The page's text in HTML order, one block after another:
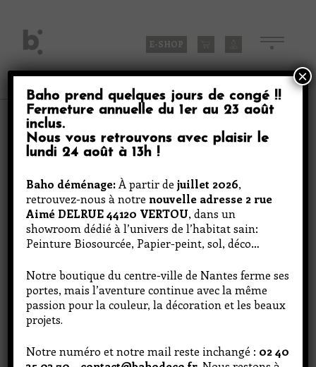
content
E-SHOP
Produits
Orange carotte
Baho prend quelques jours de congé !!
Fermeture annuelle du1er au 23 août
inclus.
Nous vous retrouvons avec plaisir le
lundi 24 août à 13h !
Baho déménage: À partir dejuillet 2026,
retrouvez-nous à notre nouvelle adresse 2 rue
Aimé DELRUE 44120 VERTOU, dans un
showroom dédié à l’univers de l’habitat sain:
Peinture Biosourcée, Papier-peint, sol, déco…
Notre boutique du centre-ville de Nantes ferme ses
portes, mais l’aventure continue avec la même
passion pour la couleur, la décoration et les beaux
projets.
Notre numéro et notre mail reste inchangé : 02 40
×